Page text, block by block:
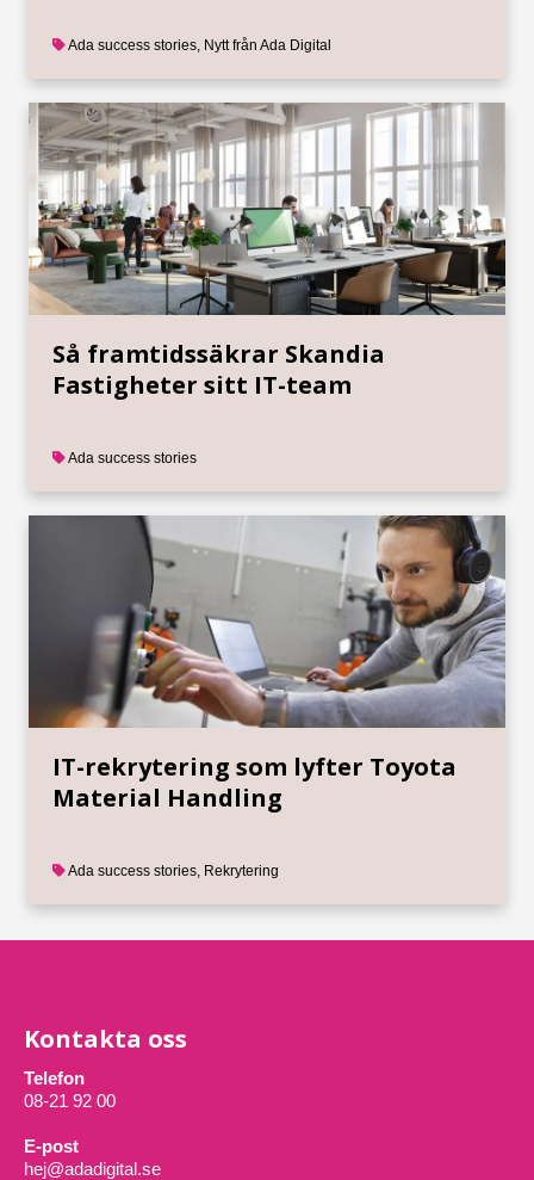
Ada success stories, Nytt från Ada Digital
Så framtidssäkrar Skandia
Fastigheter sitt IT-team
Ada success stories
IT-rekrytering som lyfter Toyota
Material Handling
Ada success stories Rekrytering
Kontakta oss
Telefon
08-21 92 00
E-post
hej@adadigital.se